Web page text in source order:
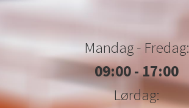
Mandag - Fredag:
09:00 - 17:00
Lørdag: